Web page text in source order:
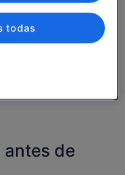
de esta página se haya
nueva
no
de
todas